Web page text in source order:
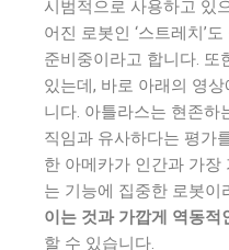
시범적으로 사용하고 있
어진 로봇인 ‘스트레치’
준비중이라고 합니다. 또
있는데, 바로 아래의 영
니다. 아틀라스는 현존하
직임과 유사하다는 평가
한 아메카가 인간과 가장
는 기능에 집중한 로봇이
이는 것과 가깝게 역동적
할 수 있습니다.